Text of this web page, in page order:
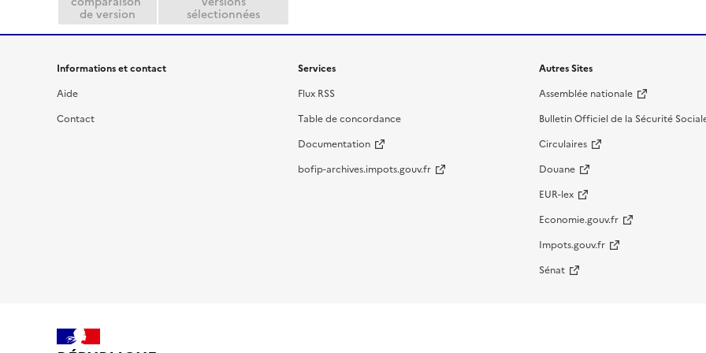
r
de version sélectionnées
Informations et contact
Aide
Contact
Services
Flux RSS
Table de concordance
Documentation
bofip-archives.impots.gouv.fr
Autres Sites
Assemblée nationale
Bulletin Officiel de la Sécurité
Circulaires
Douane
EUR-lex
Economie.gouv.fr
Impots.gouv.fr
Sénat